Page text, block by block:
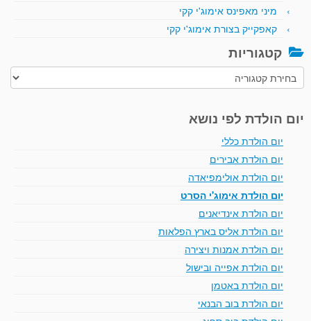
מיני מאפינס אימוג'י קקי
קאפקייק בצורת אימוג'י קקי
קטגוריות
קטגוריות
יום הולדת לפי נושא
יום הולדת כללי
יום הולדת אבירים
יום הולדת אולימפיאדה
יום הולדת אימוג'י הסרט
יום הולדת אינדיאנים
יום הולדת אליס בארץ הפלאות
יום הולדת אמנות ויצירה
יום הולדת אפייה ובישול
יום הולדת באטמן
יום הולדת בוב הבנאי